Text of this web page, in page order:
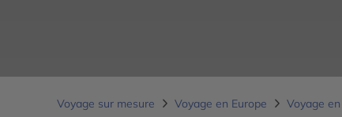
Voyage sur mesure Voyage en Europe Voyage